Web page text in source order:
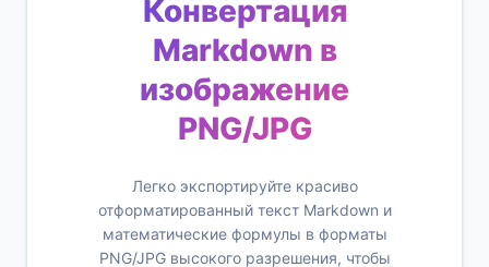
Конвертация
Markdown в
изображение
PNG/JPG
Легко экспортируйте красиво
отформатированный текст Markdown и
математические формулы в форматы
PNG/JPG высокого разрешения, чтобы